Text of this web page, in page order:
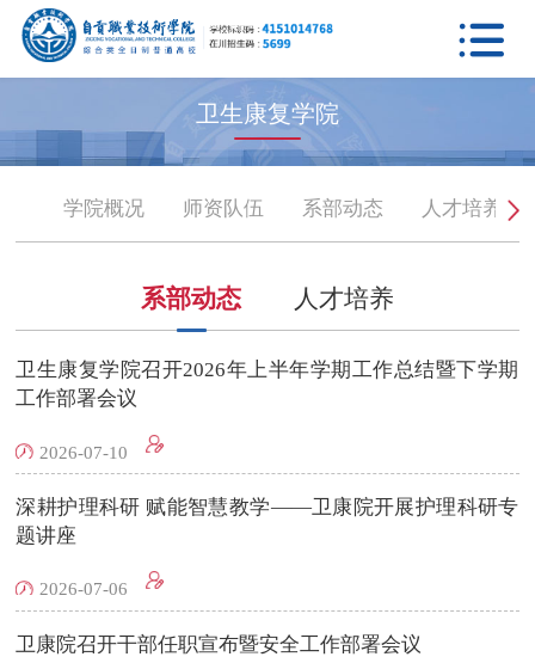

卫生康复学院
学院概况 师资队伍 系部动态 人才培养
系部动态 人才培养
卫生康复学院召开2026年上半年学期工作总结暨下学期
工作部署会议
2026-07-10
深耕护理科研 赋能智慧教学——卫康院开展护理科研专
题讲座
2026-07-06
卫康院召开干部任职宣布暨安全工作部署会议